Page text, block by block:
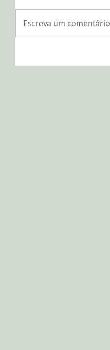
Escreva um comentário